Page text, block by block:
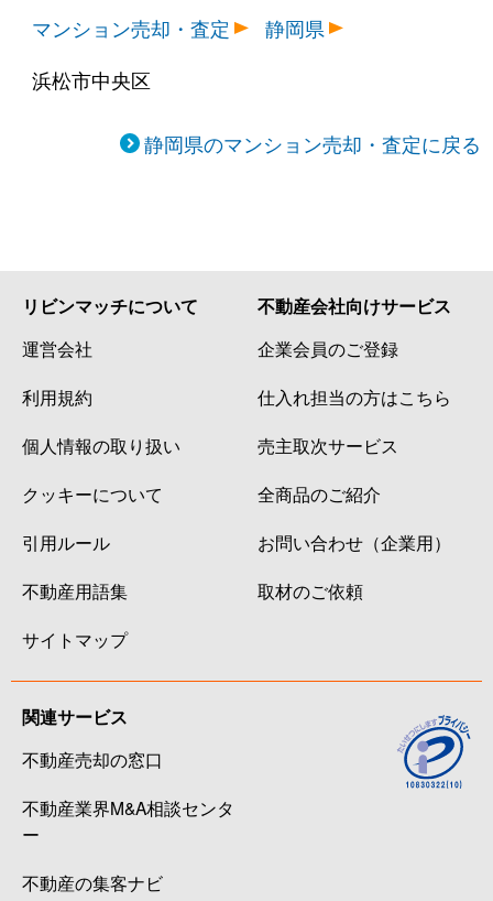
マンション売却・査定
静岡県
浜松市中央区
静岡県のマンション売却・査定に戻る
リビンマッチについて
運営会社
利用規約
個人情報の取り扱い
クッキーについて
引用ルール
不動産用語集
サイトマップ
不動産会社向けサービス
企業会員のご登録
仕入れ担当の方はこちら
売主取次サービス
全商品のご紹介
お問い合わせ（企業用）
取材のご依頼
関連サービス
不動産売却の窓口
不動産業界M&A相談センタ
ー
不動産の集客ナビ